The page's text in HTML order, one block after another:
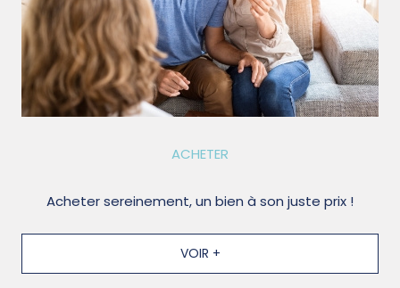
ACHETER
Acheter sereinement, un bien à son juste prix !
VOIR +